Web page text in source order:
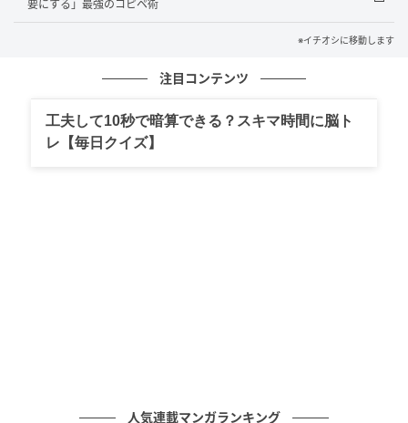
時に切り替えられます。いちいちブラウザで関数の使
い方を検索しなくても、その場で構文の正解を教えて
要にする」最強のコピペ術
※イチオシに移動します
注目コンテンツ
工夫して10秒で暗算できる？スキマ時間に脳ト
レ【毎日クイズ】
人気連載マンガランキング